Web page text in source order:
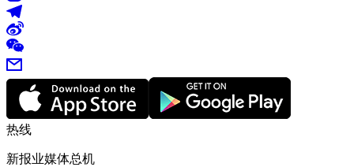
热线
新报业媒体总机